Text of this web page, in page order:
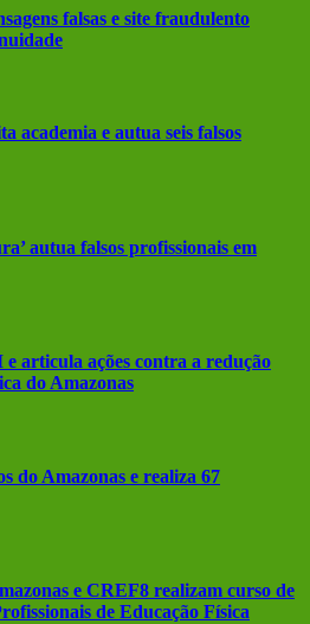
falsas e site fraudulento
academia e autua seis falsos
autua falsos profissionais em
articula ações contra a redução
do Amazonas
do Amazonas e realiza 67
e CREF8 realizam curso de
de Educação Física